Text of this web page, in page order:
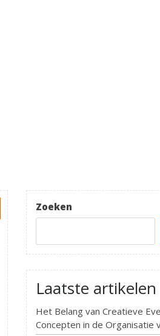
Zoeken
Laatste artikelen
Het Belang van Creatieve
Concepten in de Organisatie